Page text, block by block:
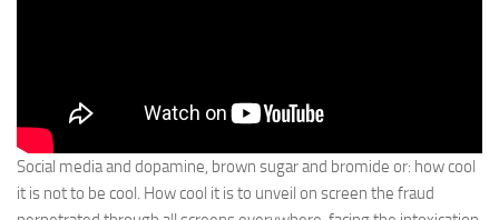
Social media and dopamine, brown sugar and bromide or: how cool
it is not to be cool. How cool it is to unveil on screen the fraud